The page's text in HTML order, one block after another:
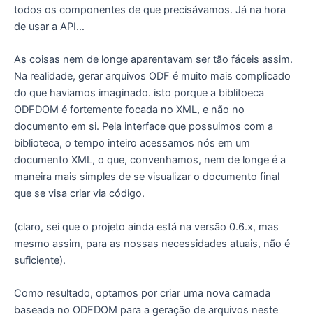
todos os componentes de que precisávamos. Já na hora
de usar a API…
As coisas nem de longe aparentavam ser tão fáceis assim.
Na realidade, gerar arquivos ODF é muito mais complicado
do que haviamos imaginado. isto porque a biblitoeca
ODFDOM é fortemente focada no XML, e não no
documento em si. Pela interface que possuimos com a
biblioteca, o tempo inteiro acessamos nós em um
documento XML, o que, convenhamos, nem de longe é a
maneira mais simples de se visualizar o documento final
que se visa criar via código.
(claro, sei que o projeto ainda está na versão 0.6.x, mas
mesmo assim, para as nossas necessidades atuais, não é
suficiente).
Como resultado, optamos por criar uma nova camada
baseada no ODFDOM para a geração de arquivos neste